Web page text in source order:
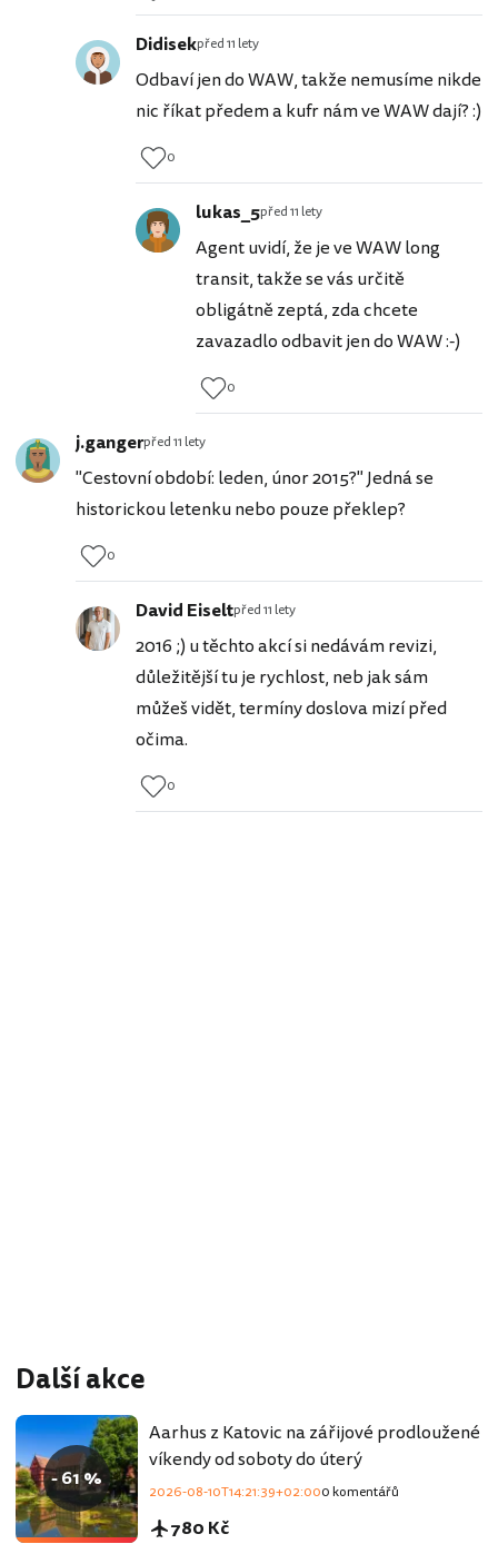
Didisekpřed 11 lety
Odbaví jen do WAW, takže nemusíme nikde
nic říkat předem a kufr nám ve WAW dají? :)
0
lukas_5před 11 lety
Agent uvidí, že je ve WAW long
transit, takže se vás určitě
obligátně zeptá, zda chcete
zavazadlo odbavit jen do WAW :-)
0
j.gangerpřed 11 lety
"Cestovní období: leden, únor 2015?" Jedná se
historickou letenku nebo pouze překlep?
0
David Eiseltpřed 11 lety
2016 ;) u těchto akcí si nedávám revizi,
důležitější tu je rychlost, neb jak sám
můžeš vidět, termíny doslova mizí před
očima.
0
Další akce
- 61 %
Aarhus z Katovic na zářijové prodloužené
víkendy od soboty do úterý
2026-08-10T14:21:39+02:000 komentářů
780 Kč